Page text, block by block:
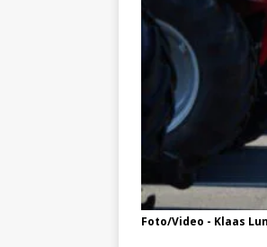
Foto/Video - Klaas